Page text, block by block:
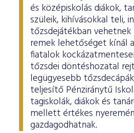
és középiskolás diákok,
szüleik, kihívásokkal teli,
tőzsdejátékban vehetnek
remek lehetőséget kínál
fiatalok
tőzsdei döntéshozatal
legügyesebb
teljesítő Pénziránytű
tagiskolák, diákok és
mellett értékes
gazdagodhatnak.